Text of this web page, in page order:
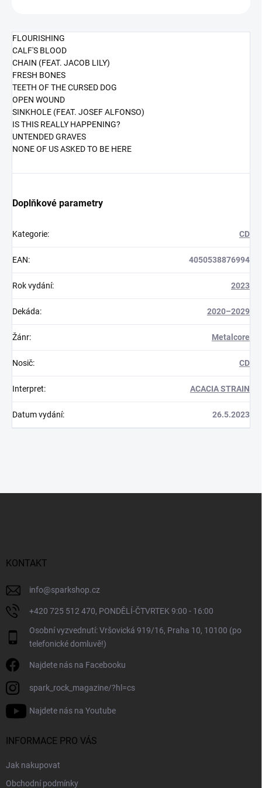
FLOURISHING
CALF'S BLOOD
CHAIN (FEAT. JACOB LILY)
FRESH BONES
TEETH OF THE CURSED DOG
OPEN WOUND
SINKHOLE (FEAT. JOSEF ALFONSO)
IS THIS REALLY HAPPENING?
UNTENDED GRAVES
NONE OF US ASKED TO BE HERE
Doplňkové parametry
Kategorie: CD
EAN: 4050538876994
Rok vydání: 2023
Dekáda: 2020–2029
Žánr: Metalcore
Nosič: CD
Interpret: ACACIA STRAIN
Datum vydání: 26.5.2023
KONTAKT
info@sparkshop.cz
+420 725 512 470, PONDĚLÍ-ČTVRTEK 9:00 - 16:00
Osobní vyzvednutí: Vršovická 919/16, Praha 10, 10100 (po
telefonické domluvě!)
Najdete nás na Facebooku
spark_rock_magazine/?hl=cs
Najdete nás na Youtube
INFORMACE PRO VÁS
Jak nakupovat
Obchodní podmínky